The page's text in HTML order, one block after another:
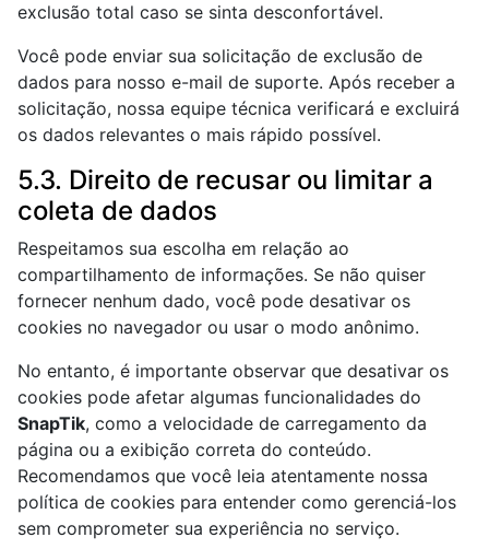
exclusão total caso se sinta desconfortável.
Você pode enviar sua solicitação de exclusão de
dados para nosso e-mail de suporte. Após receber a
solicitação, nossa equipe técnica verificará e excluirá
os dados relevantes o mais rápido possível.
5.3. Direito de recusar ou limitar a
coleta de dados
Respeitamos sua escolha em relação ao
compartilhamento de informações. Se não quiser
fornecer nenhum dado, você pode desativar os
cookies no navegador ou usar o modo anônimo.
No entanto, é importante observar que desativar os
cookies pode afetar algumas funcionalidades do
SnapTik, como a velocidade de carregamento da
página ou a exibição correta do conteúdo.
Recomendamos que você leia atentamente nossa
política de cookies para entender como gerenciá-los
sem comprometer sua experiência no serviço.